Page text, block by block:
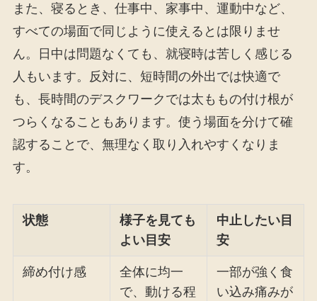
また、寝るとき、仕事中、家事中、運動中など、
すべての場面で同じように使えるとは限りませ
ん。日中は問題なくても、就寝時は苦しく感じる
人もいます。反対に、短時間の外出では快適で
も、長時間のデスクワークでは太ももの付け根が
つらくなることもあります。使う場面を分けて確
認することで、無理なく取り入れやすくなりま
す。
状態
様子を見ても
よい目安
中止したい目
安
締め付け感
全体に均一
で、動ける程
一部が強く食
い込み痛みが